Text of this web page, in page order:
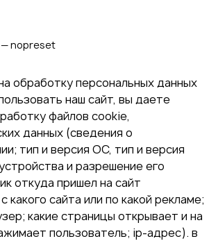
— nopreset
обработку персональных данных
наш сайт, вы даете
файлов cookie,
данных (сведения о
тип и версия ОС, тип и версия
и разрешение его
откуда пришел на сайт
какого сайта или по какой рекламе;
какие страницы открывает и на
пользователь; ip-адрес). в